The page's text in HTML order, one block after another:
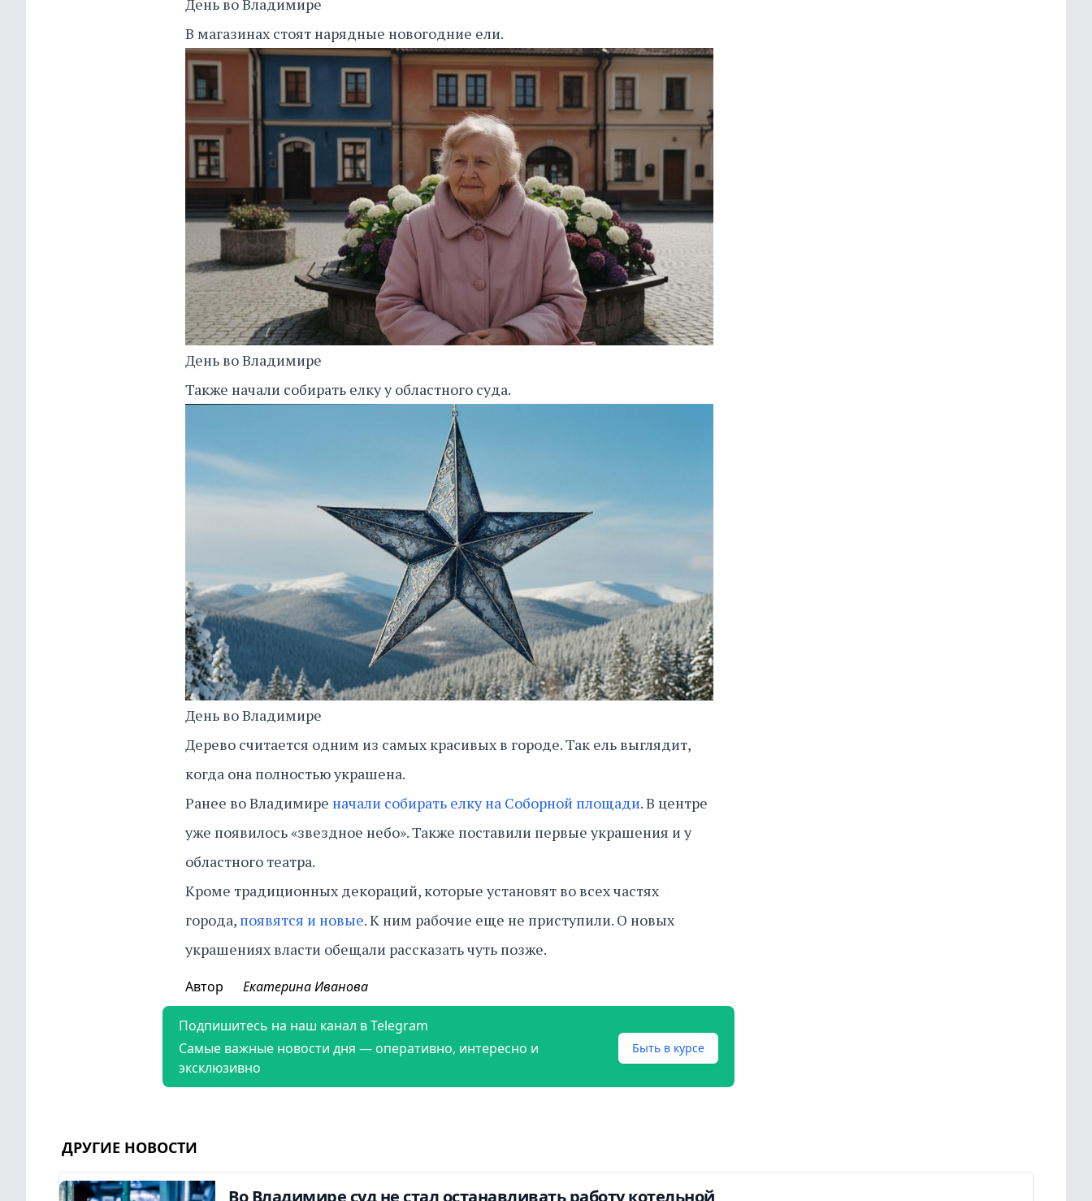
День во Владимире
В магазинах стоят нарядные новогодние ели.
День во Владимире
Также начали собирать елку у областного суда.
День во Владимире
Дерево считается одним из самых красивых в городе. Так ель выглядит,
когда она полностью украшена.
Ранее во Владимире начали собирать елку на Соборной площади. В центре
уже появилось «звездное небо». Также поставили первые украшения и у
областного театра.
Кроме традиционных декораций, которые установят во всех частях
города, появятся и новые. К ним рабочие еще не приступили. О новых
украшениях власти обещали рассказать чуть позже.
Автор Екатерина Иванова
Подпишитесь на наш канал в Telegram
Самые важные новости дня — оперативно, интересно и
эксклюзивно
Быть в курсе
ДРУГИЕ НОВОСТИ